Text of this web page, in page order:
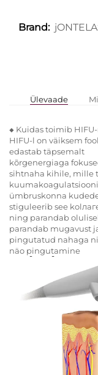
Brand:
Ülevaade
◆ Kuidas toimib
HIFU-l on väiksem
edastab täpsemalt
kõrgenergiaga
sihtnaha kihile, mille
ümbruskonna
stiguleerib see
ning parandab
parandab mugavust
pingutatud nahaga
näo pingutamine